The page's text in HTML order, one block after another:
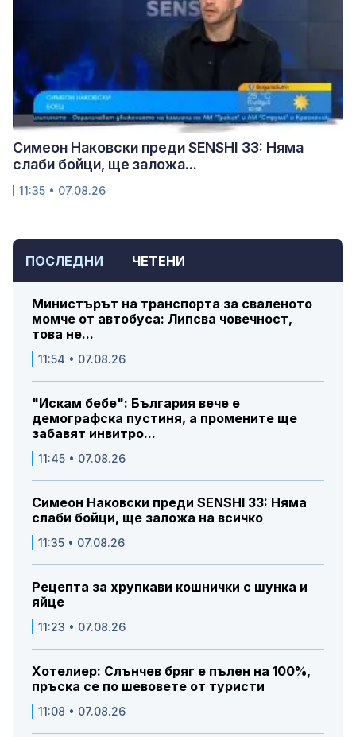
ПОСЛЕДНИ ЧЕТЕНИ
Министърът на транспорта за сваленото
момче от автобуса: Липсва човечност,
това не...
11:54 • 07.08.26
"Искам бебе": България вече е
демографска пустиня, а промените ще
забавят инвитро...
11:45 • 07.08.26
Симеон Наковски преди SENSHI 33: Няма
слаби бойци, ще заложа на всичко
11:35 • 07.08.26
Рецепта за хрупкави кошнички с шунка и
яйце
11:23 • 07.08.26
Хотелиер: Слънчев бряг е пълен на 100%,
пръска се по шевовете от туристи
11:08 • 07.08.26
Симеон Наковски преди SENSHI 33: Няма
слаби бойци, ще заложа...
11:35 • 07.08.26